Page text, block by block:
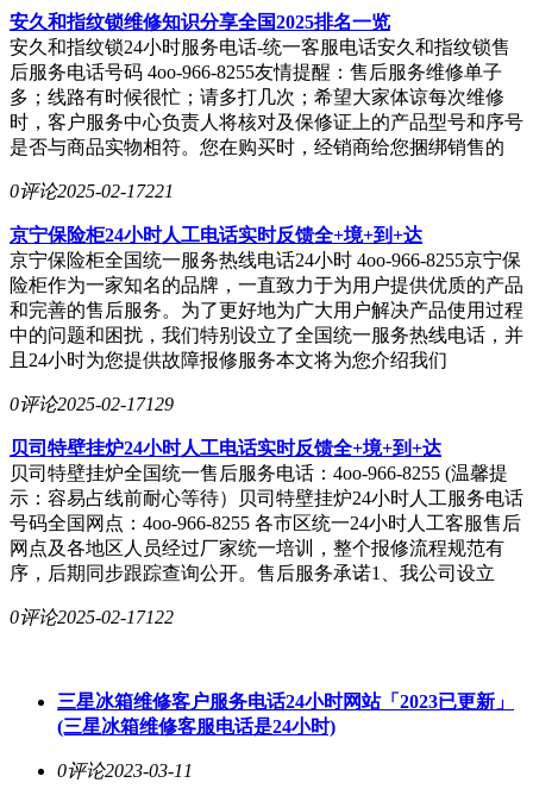
安久和指纹锁维修知识分享全国2025排名一览
安久和指纹锁24小时服务电话-统一客服电话安久和指纹锁售
后服务电话号码 4oo-966-8255友情提醒：售后服务维修单子
多；线路有时候很忙；请多打几次；希望大家体谅每次维修
时，客户服务中心负责人将核对及保修证上的产品型号和序号
是否与商品实物相符。您在购买时，经销商给您捆绑销售的
0评论2025-02-17221
京宁保险柜24小时人工电话实时反馈全+境+到+达
京宁保险柜全国统一服务热线电话24小时 4oo-966-8255京宁保
险柜作为一家知名的品牌，一直致力于为用户提供优质的产品
和完善的售后服务。为了更好地为广大用户解决产品使用过程
中的问题和困扰，我们特别设立了全国统一服务热线电话，并
且24小时为您提供故障报修服务本文将为您介绍我们
0评论2025-02-17129
贝司特壁挂炉24小时人工电话实时反馈全+境+到+达
贝司特壁挂炉全国统一售后服务电话：4oo-966-8255 (温馨提
示：容易占线前耐心等待）贝司特壁挂炉24小时人工服务电话
号码全国网点：4oo-966-8255 各市区统一24小时人工客服售后
网点及各地区人员经过厂家统一培训，整个报修流程规范有
序，后期同步跟踪查询公开。售后服务承诺1、我公司设立
0评论2025-02-17122
三星冰箱维修客户服务电话24小时网站「2023已更新」
(三星冰箱维修客服电话是24小时)
0评论2023-03-11